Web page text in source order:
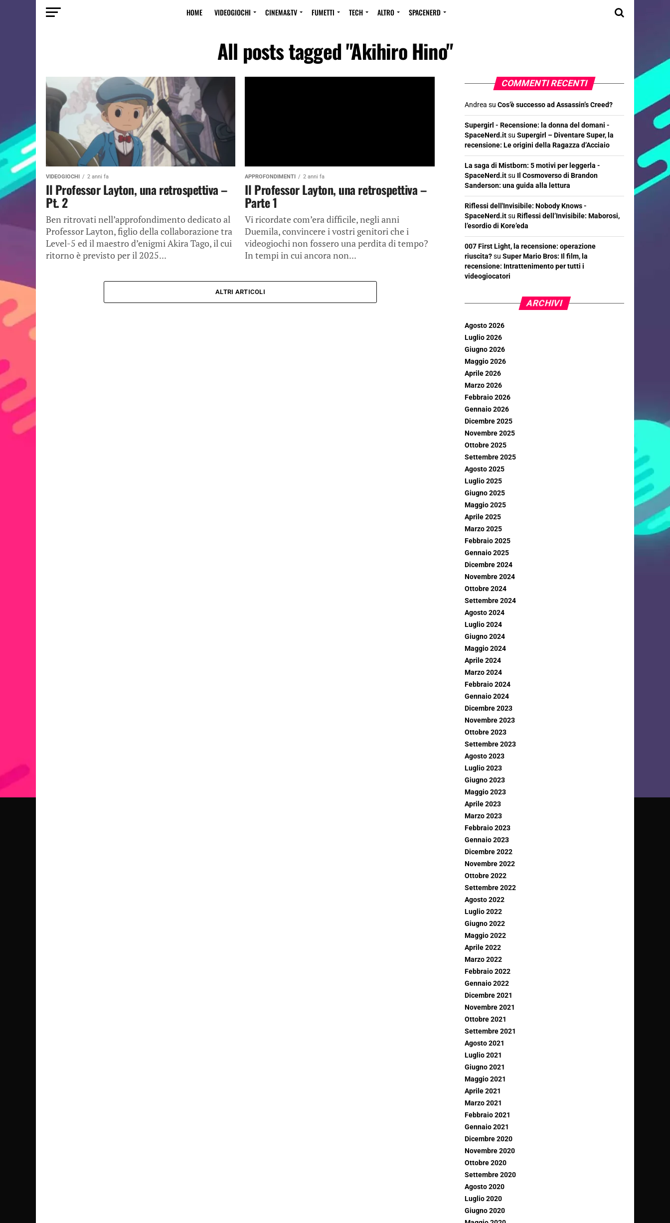
HOME VIDEOGIOCHI CINEMA&TV FUMETTI TECH ALTRO SPACENERD
All posts tagged "Akihiro Hino"
VIDEOGIOCHI 2 anni fa
Il Professor Layton, una retrospettiva –
Pt. 2
Ben ritrovati nell’approfondimento dedicato al
Professor Layton, figlio della collaborazione tra
Level-5 ed il maestro d’enigmi Akira Tago, il cui
ritorno è previsto per il 2025...
APPROFONDIMENTI 2 anni fa
Il Professor Layton, una retrospettiva –
Parte 1
Vi ricordate com’era difficile, negli anni
Duemila, convincere i vostri genitori che i
videogiochi non fossero una perdita di tempo?
In tempi in cui ancora non...
ALTRI ARTICOLI
COMMENTI RECENTI
Andrea su Cos’è successo ad Assassin’s Creed?
Supergirl - Recensione: la donna del domani -
SpaceNerd.itsu Supergirl – Diventare Super, la
recensione: Le origini della Ragazza d’Acciaio
La saga di Mistborn: 5 motivi per leggerla -
SpaceNerd.itsu Il Cosmoverso di Brandon
Sanderson: una guida alla lettura
Riflessi dell'Invisibile: Nobody Knows -
SpaceNerd.itsu Riflessi dell’Invisibile: Maborosi,
l’esordio di Kore’eda
007 First Light, la recensione: operazione
riuscita?su Super Mario Bros: Il film, la
recensione: Intrattenimento per tutti i
videogiocatori
ARCHIVI
Agosto 2026
Luglio 2026
Giugno 2026
Maggio 2026
Aprile 2026
Marzo 2026
Febbraio 2026
Gennaio 2026
Dicembre 2025
Novembre 2025
Ottobre 2025
Settembre 2025
Agosto 2025
Luglio 2025
Giugno 2025
Maggio 2025
Aprile 2025
Marzo 2025
Febbraio 2025
Gennaio 2025
Dicembre 2024
Novembre 2024
Ottobre 2024
Settembre 2024
Agosto 2024
Luglio 2024
Giugno 2024
Maggio 2024
Aprile 2024
Marzo 2024
Febbraio 2024
Gennaio 2024
Dicembre 2023
Novembre 2023
Ottobre 2023
Settembre 2023
Agosto 2023
Luglio 2023
Giugno 2023
Maggio 2023
Aprile 2023
Marzo 2023
Febbraio 2023
Gennaio 2023
Dicembre 2022
Novembre 2022
Ottobre 2022
Settembre 2022
Agosto 2022
Luglio 2022
Giugno 2022
Maggio 2022
Aprile 2022
Marzo 2022
Febbraio 2022
Gennaio 2022
Dicembre 2021
Novembre 2021
Ottobre 2021
Settembre 2021
Agosto 2021
Luglio 2021
Giugno 2021
Maggio 2021
Aprile 2021
Marzo 2021
Febbraio 2021
Gennaio 2021
Dicembre 2020
Novembre 2020
Ottobre 2020
Settembre 2020
Agosto 2020
Luglio 2020
Giugno 2020